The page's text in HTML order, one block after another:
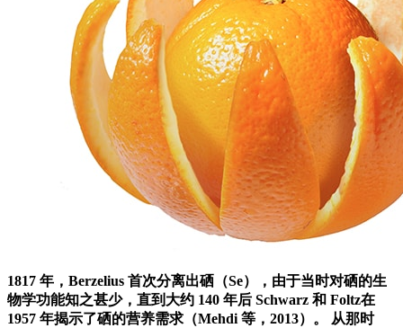
1817 年，Berzelius 首次分离出硒（Se），由于当时对硒的生
物学功能知之甚少，直到大约 140 年后 Schwarz 和 Foltz在
1957 年揭示了硒的营养需求（Mehdi 等，2013）。 从那时